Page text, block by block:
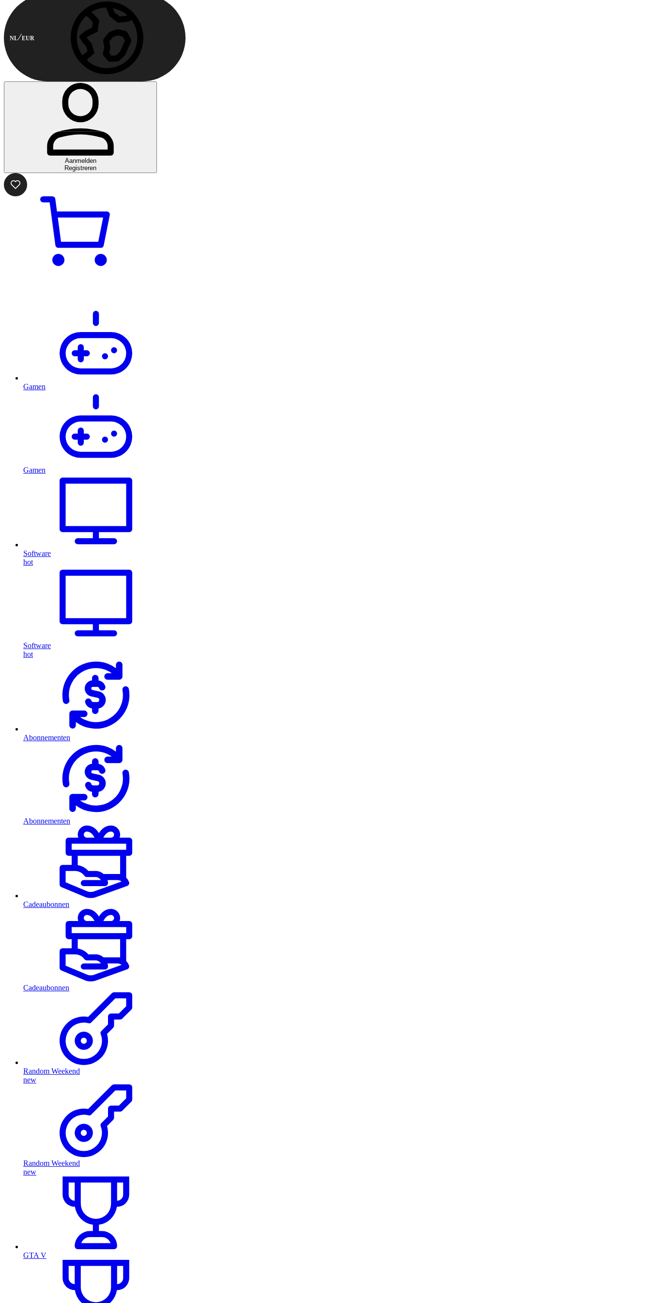
NL EUR
Aanmelden
Registreren
Gamen
Gamen
Software
hot
Software
hot
Abonnementen
Abonnementen
Cadeaubonnen
Cadeaubonnen
Random Weekend
new
Random Weekend
new
GTA V